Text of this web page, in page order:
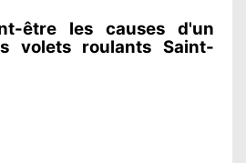
être les causes d'un
volets roulants Saint-